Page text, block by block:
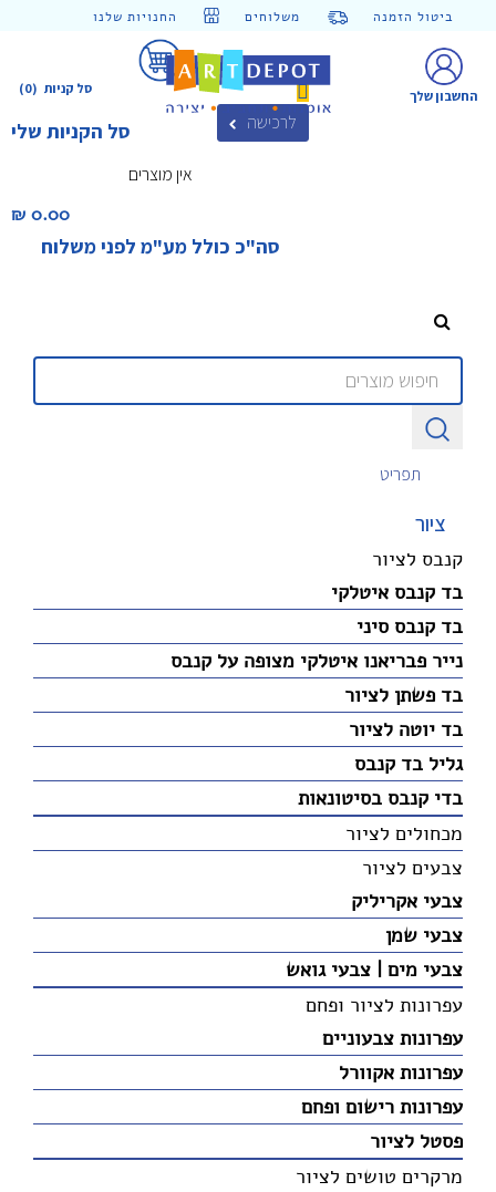
ביטול הזמנה משלוחים החנויות שלנו
(0) סל קניות
סל הקניות שלי לרכישה
אין מוצרים
0.00 ₪‎
סה"כ כולל מע"מ לפני משלוח
החשבון שלך
תפריט
ציור
קנבס לציור
בד קנבס איטלקי
בד קנבס סיני
נייר פבריאנו איטלקי מצופה על קנבס
בד פשתן לציור
בד יוטה לציור
גליל בד קנבס
בדי קנבס בסיטונאות
מכחולים לציור
צבעים לציור
צבעי אקריליק
צבעי שמן
צבעי מים | צבעי גואש
עפרונות לציור ופחם
עפרונות צבעוניים
עפרונות אקוורל
עפרונות רישום ופחם
פסטל לציור
מרקרים טושים לציור